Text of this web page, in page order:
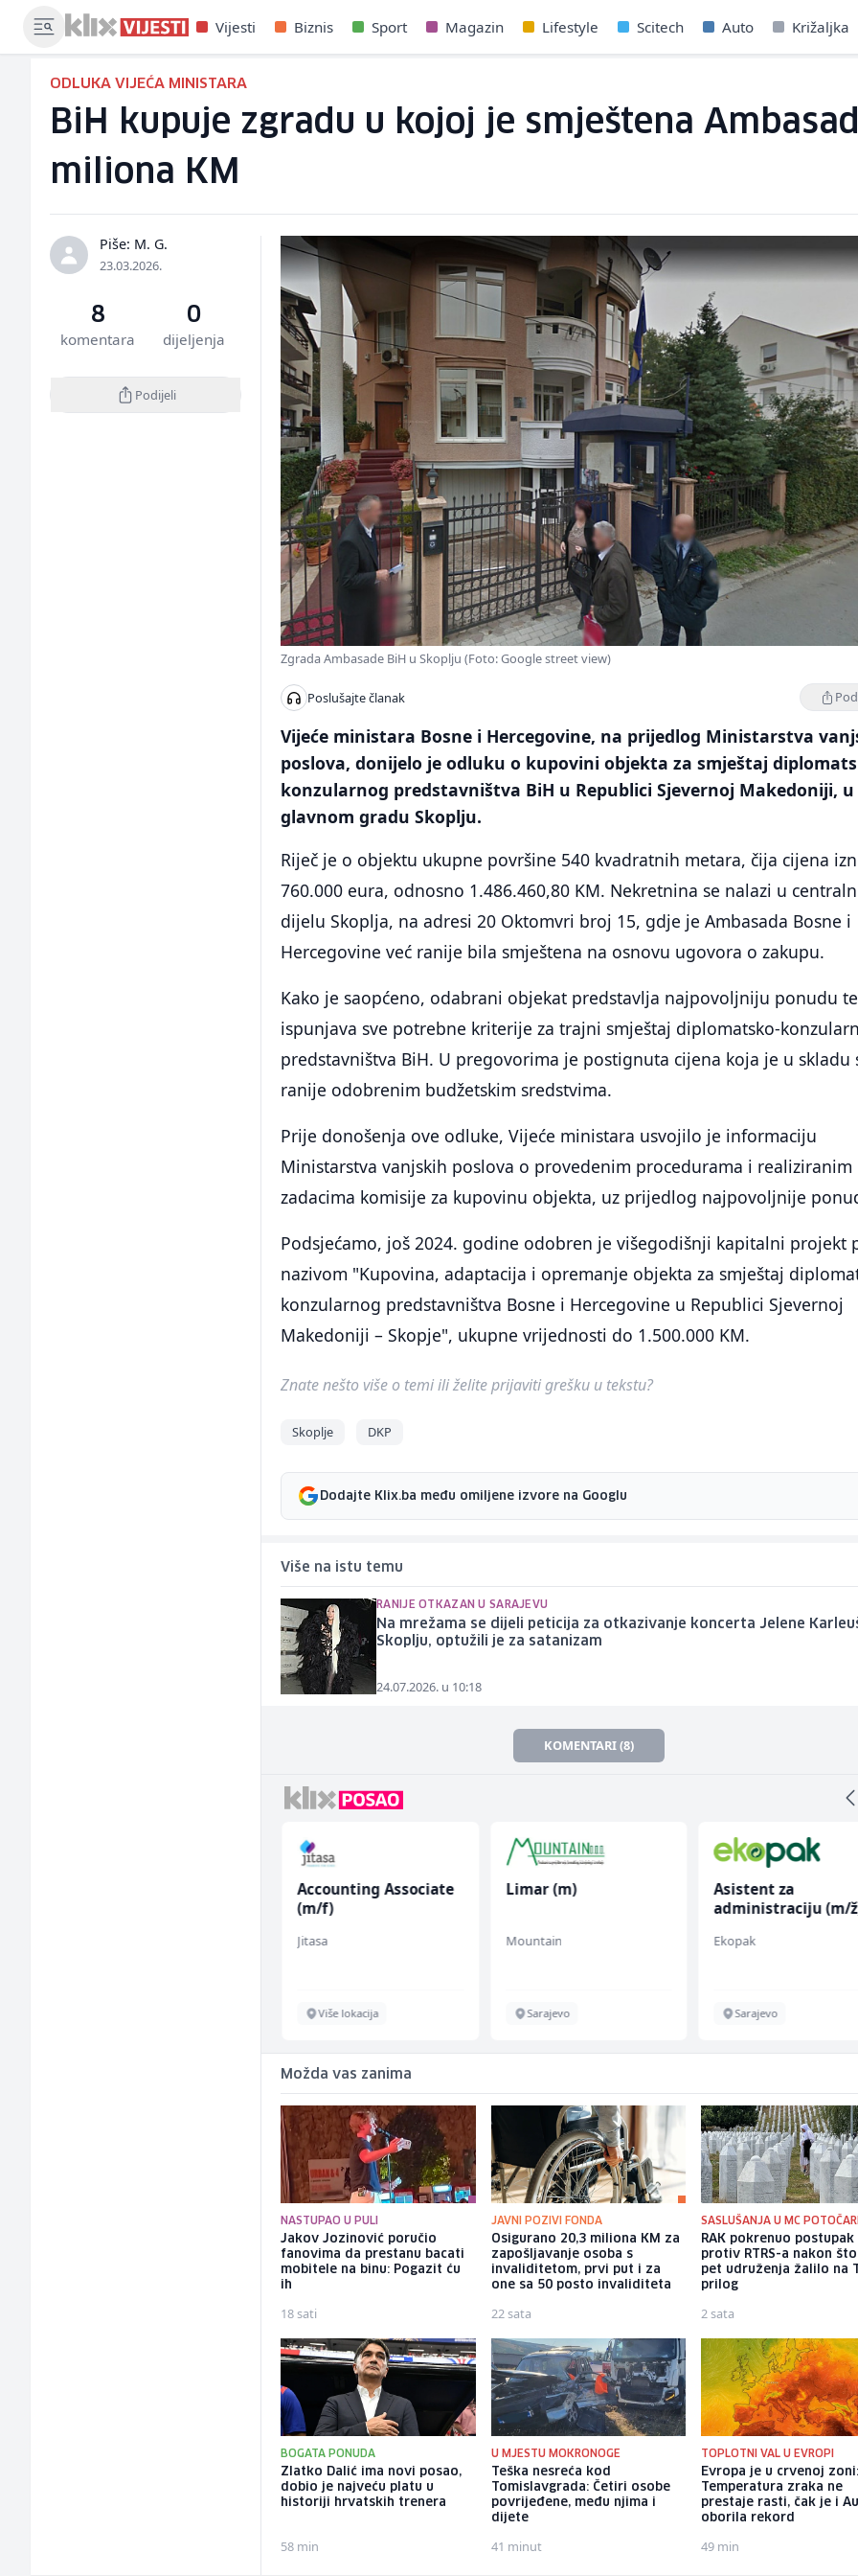
Vijesti Biznis Sport Magazin Lifestyle Scitech Auto Križaljka
ODLUKA VIJEĆA MINISTARA
BiH kupuje zgradu u kojoj je smještena
miliona KM
Piše: M. G.
23.03.2026.
8
komentara
0
dijeljenja
Podijeli
Zgrada Ambasade BiH u Skoplju (Foto: Google street view)
Poslušajte članak
Vijeće ministara Bosne i Hercegovine, na prijedlog Ministarstva
poslova, donijelo je odluku o kupovini objekta za smještaj
konzularnog predstavništva BiH u Republici Sjevernoj Makedoniji, u
glavnom gradu Skoplju.
Riječ je o objektu ukupne površine 540 kvadratnih metara, čija cijena
760.000 eura, odnosno 1.486.460,80 KM. Nekretnina se nalazi u
dijelu Skoplja, na adresi 20 Oktomvri broj 15, gdje je Ambasada Bosne i
Hercegovine već ranije bila smještena na osnovu ugovora o zakupu.
Kako je saopćeno, odabrani objekat predstavlja najpovoljniju ponudu te
ispunjava sve potrebne kriterije za trajni smještaj diplomatsko-
predstavništva BiH. U pregovorima je postignuta cijena koja je u skladu
ranije odobrenim budžetskim sredstvima.
Prije donošenja ove odluke, Vijeće ministara usvojilo je informaciju
Ministarstva vanjskih poslova o provedenim procedurama i realiziranim
zadacima komisije za kupovinu objekta, uz prijedlog najpovoljnije
Podsjećamo, još 2024. godine odobren je višegodišnji kapitalni projekt
nazivom "Kupovina, adaptacija i opremanje objekta za smještaj
konzularnog predstavništva Bosne i Hercegovine u Republici Sjevernoj
Makedoniji – Skopje", ukupne vrijednosti do 1.500.000 KM.
Znate nešto više o temi ili želite prijaviti grešku u tekstu?
Skoplje DKP
Dodajte Klix.ba među omiljene izvore na Googlu
Više na istu temu
RANIJE OTKAZAN U SARAJEVU
Na mrežama se dijeli peticija za otkazivanje koncerta Jelene
Skoplju, optužili je za satanizam
24.07.2026. u 10:18
KOMENTARI (8)
Accounting Associate
(m/f)
Jitasa
Više lokacija
Limar (m)
Mountain
Sarajevo
Asistent za
administraciju (m/
Ekopak
Sarajevo
Možda vas zanima
NASTUPAO U PULI
Jakov Jozinović poručio
fanovima da prestanu bacati
mobitele na binu: Pogazit ću
ih
18 sati
JAVNI POZIVI FONDA
Osigurano 20,3 miliona KM za
zapošljavanje osoba s
invaliditetom, prvi put i za
one sa 50 posto invaliditeta
22 sata
SASLUŠANJA U MC
RAK pokrenuo postupak
protiv RTRS-a nakon
pet udruženja žalilo na
prilog
2 sata
BOGATA PONUDA
Zlatko Dalić ima novi posao,
dobio je najveću platu u
historiji hrvatskih trenera
58 min
U MJESTU MOKRONOGE
Teška nesreća kod
Tomislavgrada: Četiri osobe
povrijeđene, među njima i
dijete
41 minut
TOPLOTNI VAL U EVROPI
Evropa je u crvenoj
Temperatura zraka ne
prestaje rasti, čak je i
oborila rekord
49 min